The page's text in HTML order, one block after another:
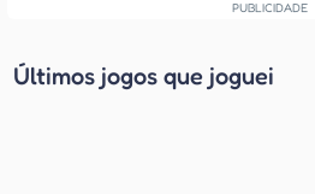
Últimos jogos que joguei